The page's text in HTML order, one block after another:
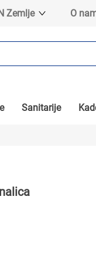
Zemlje
BIH
MKD
O
Sanitarije